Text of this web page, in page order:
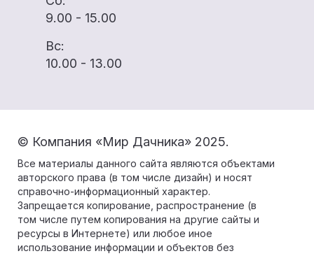
9.00 - 15.00
Вс:
10.00 - 13.00
© Компания «Мир Дачника» 2025.
Все материалы данного сайта являются объектами
авторского права (в том числе дизайн) и носят
справочно-информационный характер.
Запрещается копирование, распространение (в
том числе путем копирования на другие сайты и
ресурсы в Интернете) или любое иное
использование информации и объектов без